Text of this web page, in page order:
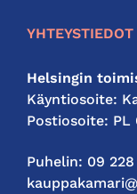
YHTEYSTIEDOT
Helsingin
Käyntiosoite:
Postiosoite: PL
Puhelin: 09 228